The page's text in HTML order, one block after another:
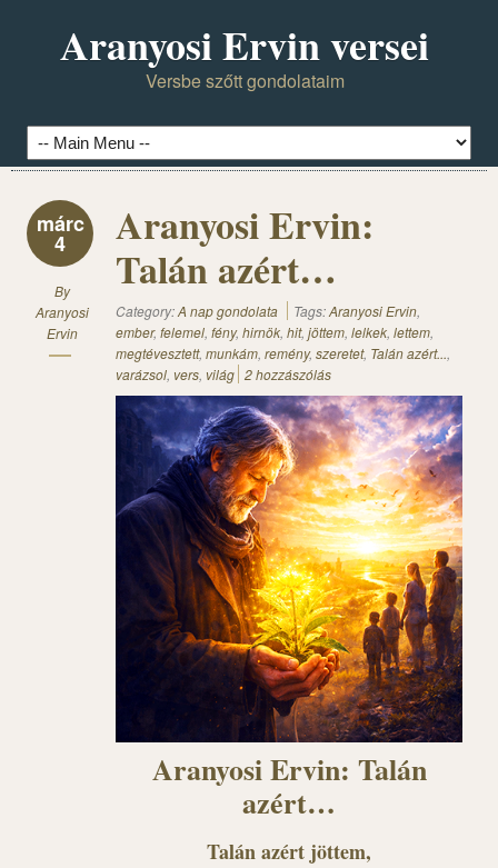
Aranyosi Ervin versei
Versbe szőtt gondolataim
márc
4
By
Aranyosi
Ervin
Aranyosi Ervin:
Talán azért…
Category:A nap gondolata Tags:Aranyosi Ervin,
ember, felemel, fény, hirnök, hit, jöttem, lelkek, lettem,
megtévesztett, munkám, remény, szeretet, Talán azért...,
varázsol, vers, világ 2 hozzászólás
Aranyosi Ervin: Talán
azért…
Talán azért jöttem,